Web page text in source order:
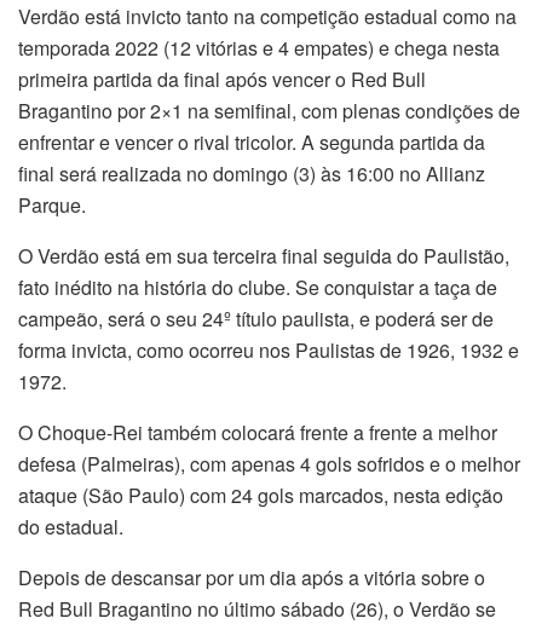
Verdão está invicto tanto na competição estadual como na
temporada 2022 (12 vitórias e 4 empates) e chega nesta
primeira partida da final após vencer o Red Bull
Bragantino por 2×1 na semifinal, com plenas condições de
enfrentar e vencer o rival tricolor. A segunda partida da
final será realizada no domingo (3) às 16:00 no Allianz
Parque.
O Verdão está em sua terceira final seguida do Paulistão,
fato inédito na história do clube. Se conquistar a taça de
campeão, será o seu 24º título paulista, e poderá ser de
forma invicta, como ocorreu nos Paulistas de 1926, 1932 e
1972.
O Choque-Rei também colocará frente a frente a melhor
defesa (Palmeiras), com apenas 4 gols sofridos e o melhor
ataque (São Paulo) com 24 gols marcados, nesta edição
do estadual.
Depois de descansar por um dia após a vitória sobre o
Red Bull Bragantino no último sábado (26), o Verdão se